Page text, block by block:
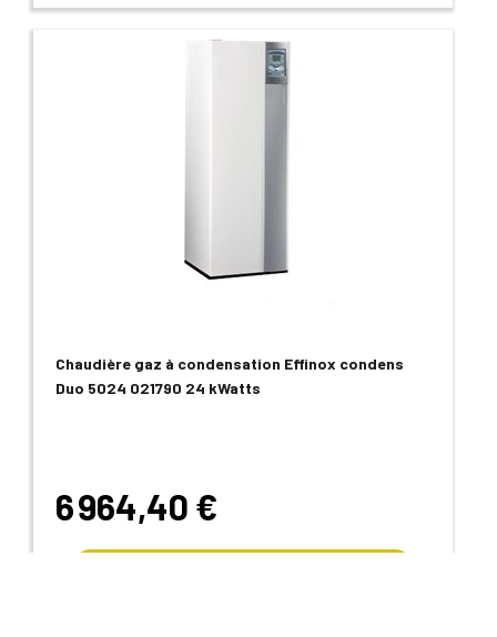
Chaudière gaz à condensation Effinox condens
Duo 5024 021790 24 kWatts
6 964,40 €